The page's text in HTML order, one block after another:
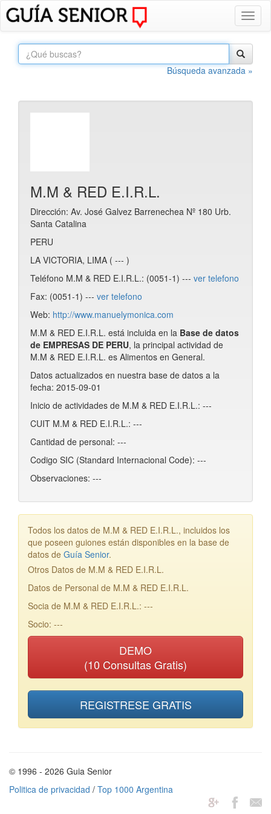
Búsqueda avanzada »
M.M & RED E.I.R.L.
Dirección: Av. José Galvez Barrenechea Nº 180 Urb.
Santa Catalina
PERU
LA VICTORIA, LIMA ( --- )
Teléfono M.M & RED E.I.R.L.: (0051-1) --- ver telefono
Fax: (0051-1) --- ver telefono
Web: http://www.manuelymonica.com
M.M & RED E.I.R.L. está incluida en la Base de datos
de EMPRESAS DE PERU, la principal actividad de
M.M & RED E.I.R.L. es Alimentos en General.
Datos actualizados en nuestra base de datos a la
fecha: 2015-09-01
Inicio de actividades de M.M & RED E.I.R.L.: ---
CUIT M.M & RED E.I.R.L.: ---
Cantidad de personal: ---
Codigo SIC (Standard Internacional Code): ---
Observaciones: ---
Todos los datos de M.M & RED E.I.R.L., incluidos los
que poseen guiones están disponibles en la base de
datos de Guía Senior.
Otros Datos de M.M & RED E.I.R.L.
Datos de Personal de M.M & RED E.I.R.L.
Socia de M.M & RED E.I.R.L.: ---
Socio: ---
DEMO
(10 Consultas Gratis)
REGISTRESE GRATIS
© 1996 - 2026 Guia Senior
Politica de privacidad / Top 1000 Argentina